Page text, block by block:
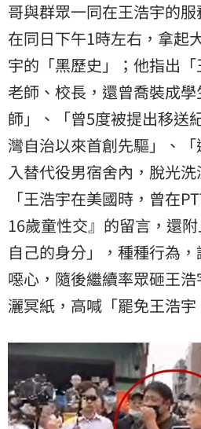
哥與群眾一同在王浩宇的
在同日下午1時左右，拿起
宇的「黑歷史」；他指出
老師、校長，還曾喬裝成
師」、「曾5度被提出移送
灣自治以來首創先驅」、
入替代役男宿舍內，脫光洗
「王浩宇在美國時，曾在
16歲童性交』的留言，還
自己的身分」，種種行為
噁心，隨後繼續率眾砸王浩
灑冥紙，高喊「罷免王浩宇